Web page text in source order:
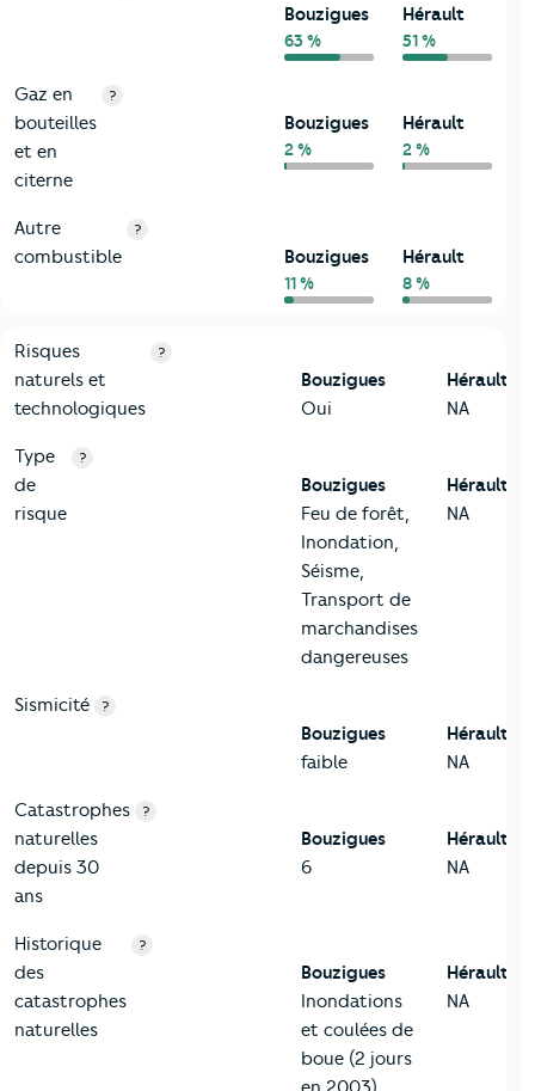
Bouzigues
63 %
Hérault
51 %
Gaz en
bouteilles
et en
citerne
?
Bouzigues
2 %
Hérault
2 %
Autre
combustible
?
Bouzigues
11 %
Hérault
8 %
9-Diagnostic risques
Critères Bouzigues
Risques
naturels et
technologiques
?
Bouzigues
Oui
Hérault
NA
Type
de
risque
?
Bouzigues
Feu de forêt,
Inondation,
Séisme,
Transport de
marchandises
dangereuses
Hérault
NA
Sismicité ?
Bouzigues
faible
Hérault
NA
Catastrophes
naturelles
depuis 30
ans
?
Bouzigues
6
Hérault
NA
Historique
des
catastrophes
naturelles
?
Bouzigues
Inondations
et coulées de
boue (2 jours
Hérault
NA